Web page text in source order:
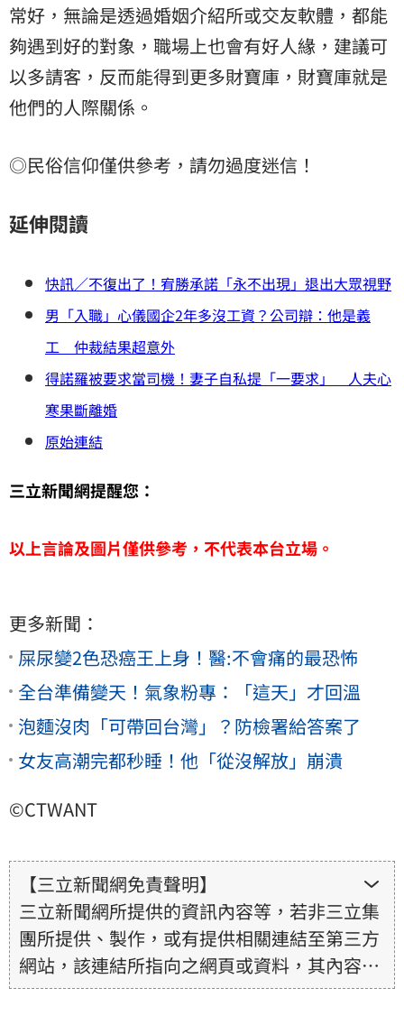
常好，無論是透過婚姻介紹所或交友軟體，都能
夠遇到好的對象，職場上也會有好人緣，建議可
以多請客，反而能得到更多財寶庫，財寶庫就是
他們的人際關係。
◎民俗信仰僅供參考，請勿過度迷信！
延伸閱讀
快訊／不復出了！宥勝承諾「永不出現」退出大眾視野
男「入職」心儀國企2年多沒工資？公司辯：他是義
工 仲裁結果超意外
得諾羅被要求當司機！妻子自私提「一要求」 人夫心
寒果斷離婚
原始連結
三立新聞網提醒您：
以上言論及圖片僅供參考，不代表本台立場。
更多新聞：
屎尿變2色恐癌王上身！醫:不會痛的最恐怖
全台準備變天！氣象粉專：「這天」才回溫
泡麵沒肉「可帶回台灣」？防檢署給答案了
女友高潮完都秒睡！他「從沒解放」崩潰
©CTWANT
【三立新聞網免責聲明】
三立新聞網所提供的資訊內容等，若非三立集
團所提供、製作，或有提供相關連結至第三方
網站，該連結所指向之網頁或資料，其內容均
為所連結網站提供，相關權利均為該網站、內